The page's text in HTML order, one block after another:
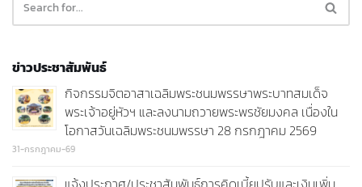
ข่าวประชาสัมพันธ์
กิจกรรมจิตอาสาเฉลิมพระชนมพรรษาพระบาทสมเด็จ
พระเจ้าอยู่หัวฯ และลงนามถวายพระพรชัยมงคล เนื่องใน
โอกาสวันเฉลิมพระชนมพรรษา 28 กรกฎาคม 2569
31-กรกฎาคม-69